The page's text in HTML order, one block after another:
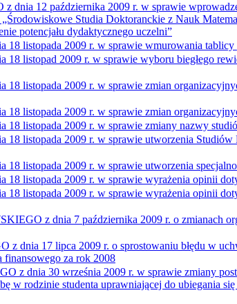
12 października 2009 r. w sprawie
Studia Doktoranckie z Nauk
potencjału dydaktycznego uczelni”
listopada 2009 r. w sprawie wmurowania
2009 r. w sprawie wyboru biegłego
listopada 2009 r. w sprawie zmian
2009 r. w sprawie zmian
listopada 2009 r. w sprawie zmiany nazwy
2009 r. w sprawie utworzenia Studiów
2009 r. w sprawie utworzenia
2009 r. w sprawie wyrażenia opinii
2009 r. w sprawie wyrażenia opinii
z dnia 7 października 2009 r. o zmianach
17 lipca 2009 r. o sprostowaniu błędu w
finansowego za rok 2008
dnia 30 września 2009 r. w sprawie zmiany
w rodzinie studenta uprawniającej do ubiegania